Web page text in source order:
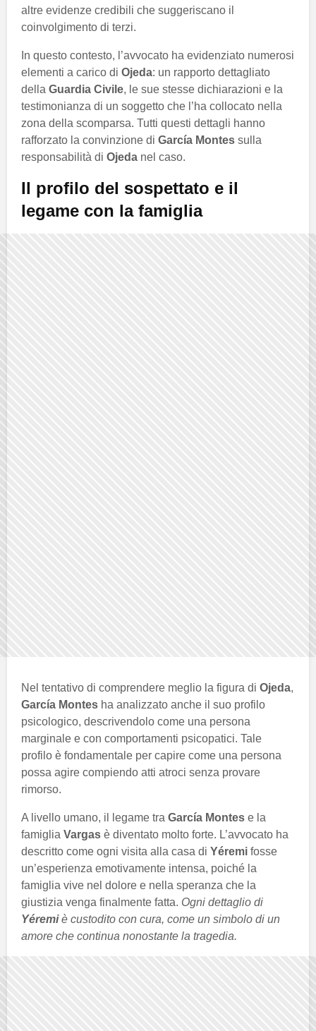
altre evidenze credibili che suggeriscano il
coinvolgimento di terzi.
In questo contesto, l’avvocato ha evidenziato numerosi
elementi a carico di Ojeda: un rapporto dettagliato
della Guardia Civile, le sue stesse dichiarazioni e la
testimonianza di un soggetto che l’ha collocato nella
zona della scomparsa. Tutti questi dettagli hanno
rafforzato la convinzione di García Montes sulla
responsabilità di Ojeda nel caso.
Il profilo del sospettato e il
legame con la famiglia
Nel tentativo di comprendere meglio la figura di Ojeda,
García Montes ha analizzato anche il suo profilo
psicologico, descrivendolo come una persona
marginale e con comportamenti psicopatici. Tale
profilo è fondamentale per capire come una persona
possa agire compiendo atti atroci senza provare
rimorso.
A livello umano, il legame tra García Montes e la
famiglia Vargas è diventato molto forte. L’avvocato ha
descritto come ogni visita alla casa di Yéremi fosse
un’esperienza emotivamente intensa, poiché la
famiglia vive nel dolore e nella speranza che la
giustizia venga finalmente fatta. Ogni dettaglio di
Yéremiè custodito con cura, come un simbolo di un
amore che continua nonostante la tragedia.